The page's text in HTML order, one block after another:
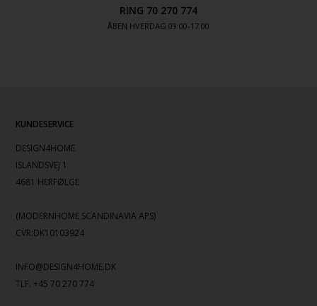
RING 70 270 774
ÅBEN HVERDAG 09:00-17.00
KUNDESERVICE
DESIGN4HOME
ISLANDSVEJ 1
4681 HERFØLGE
(MODERNHOME SCANDINAVIA APS)
CVR:DK10103924
INFO@DESIGN4HOME.DK
TLF. +45 70 270 774